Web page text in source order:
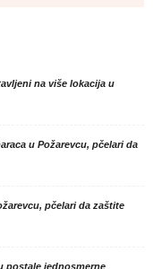
na više lokacija u
u Požarevcu, pčelari da
pčelari da zaštite
postale jednosmerne